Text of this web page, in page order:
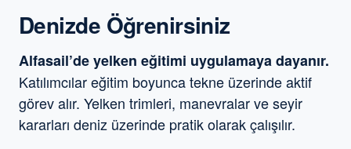
Denizde Öğrenirsiniz
Alfasail’de yelken eğitimi uygulamaya dayanır.
Katılımcılar eğitim boyunca tekne üzerinde aktif
görev alır. Yelken trimleri, manevralar ve seyir
kararları deniz üzerinde pratik olarak çalışılır.